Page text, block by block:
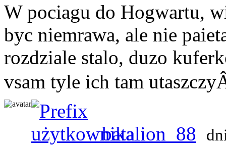
W pociagu do Hogwartu,
byc niemrawa, ale nie
rozdziale stalo, duzo
vsam tyle ich tam
batalion_88